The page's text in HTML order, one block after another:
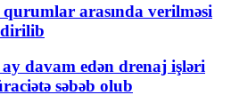
qurumlar arasında verilməsi
davam edən drenaj işləri
səbəb olub